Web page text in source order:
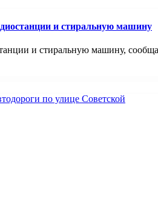
и стиральную машину
и стиральную машину,